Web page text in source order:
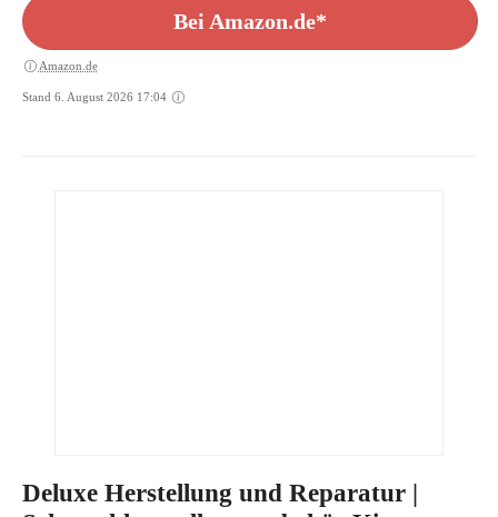
Bei Amazon.de*
Amazon.de
Stand 6. August 2026 17:04
Deluxe Herstellung und Reparatur |